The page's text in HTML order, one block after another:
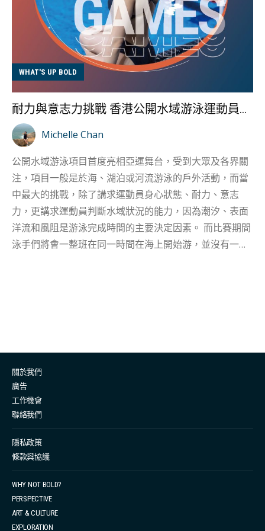
WHAT'S UP BOLD
耐力與意志力挑戰 香港公開水域游泳運動員聶芷彦
Michelle Chan
公開水域游泳項目首度亮相亞運舞台，受到大眾及各界關
注，項目一般是於海、湖泊或河流游泳的戶外活動，而當
中最大的挑戰，除了講求運動員身心狀態、耐力、意志
力，更講求運動員判斷水域狀況的能力，因為潮汐、表面
洋流和風阻是游泳完成時間的主要決定因素。 而比賽期間
泳手們將會一整班在同一時間在海上開始游，並沒有一條
這一秒的排名位置很前，但下一秒一個大浪或一個轉彎
位， 排名可能會向後退幾十名，在這種情況下如果沒有強
韌的心態，很容易會感到氣餒，大大影響餘下的表現。另
外，當幾十人一起向著同一方向游時，當中會有很多碰
撞、到最後衝刺時若果身旁有選手平排並列一起游時，心
中的不安和壓力會非常大，而致勝的關建就在於這些重要
期望大壓力更大 專注細節調整心態 大家都知道，運動員比
賽身體質素要好，心理質素要更好。一般人面對無形壓
力，可能會動摇，但運動員之所以強大，是因為她們也擁
關於我們
廣告
工作機會
聯絡我們
隱私政策
條款與協議
WHY NOT BOLD?
PERSPECTIVE
ART & CULTURE
EXPLORATION